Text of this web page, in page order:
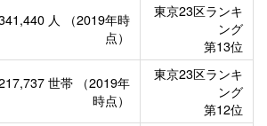
人
（2019年時
点）
東京23区ランキ
ング
第13位
世帯
（2019年
時点）
東京23区ランキ
ング
第12位